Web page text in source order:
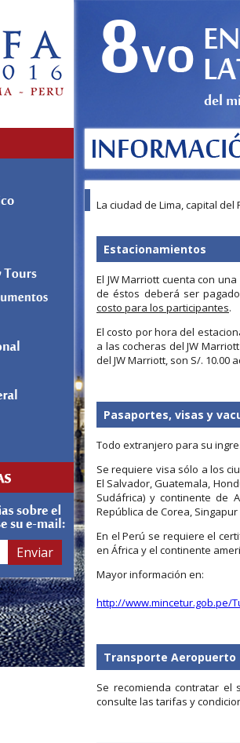
Enviar
La ciudad de Lima, capital
Estacionamientos
El JW Marriott cuenta con
de éstos deberá ser
costo para los participantes.
El costo por hora del
a las cocheras del JW
del JW Marriott, son S/. 10.00
Pasaportes, visas y
Todo extranjero para su
Se requiere visa sólo a los
El Salvador, Guatemala,
Sudáfrica) y continente de
República de Corea,
En el Perú se requiere el
en África y el continente
Mayor información en:
http://www.mincetur.gob.pe/
Transporte
Se recomienda contratar
consulte las tarifas y